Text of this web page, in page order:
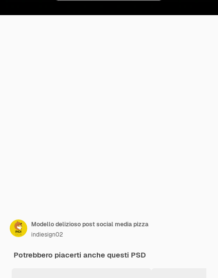
Modello delizioso post social media pizza
indiesign02
Potrebbero piacerti anche questi PSD